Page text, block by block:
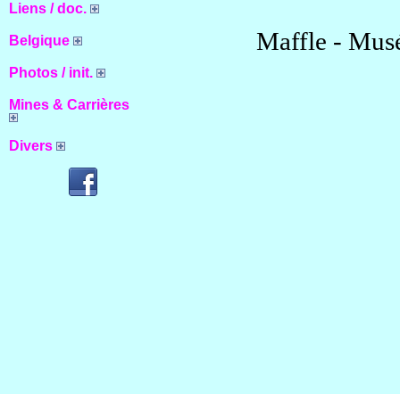
Liens / doc.
Belgique
Photos / init.
Mines & Carrières
Divers
Maffle -